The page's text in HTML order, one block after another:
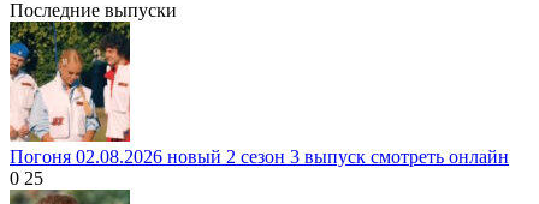
Последние выпуски
Погоня 02.08.2026 новый 2 сезон 3 выпуск смотреть онлайн
0 25